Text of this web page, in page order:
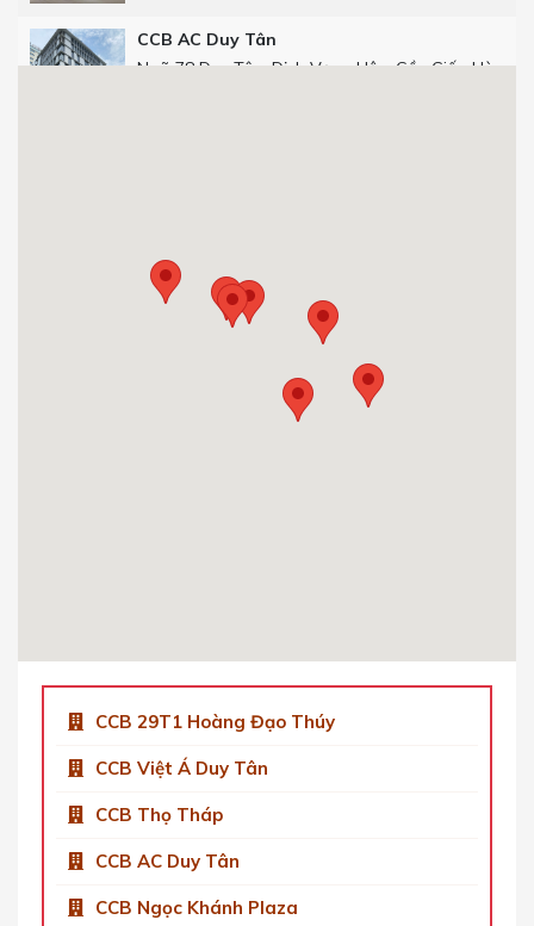
CCB AC Duy Tân
Ngõ 78 Duy Tân, Dịch Vọng Hậu, Cầu Giấy, Hà
0904 92 0082
Get Directions
Tòa nhà 29T1, Hoàng Đạo Thúy, Trung Hòa,
Cầu Giấy, Hà Nội, Việt Nam.
CCB 29T1 Hoàng Đạo Thúy
CCB Việt Á Duy Tân
CCB Thọ Tháp
CCB AC Duy Tân
CCB Ngọc Khánh Plaza